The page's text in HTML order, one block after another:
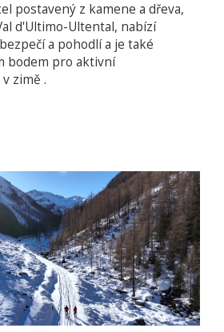
postavený z kamene a dřeva,
d'Ultimo-Ultental, nabízí
a pohodlí a je také
bodem pro aktivní
zimě .